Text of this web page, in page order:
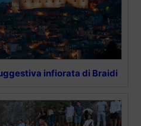
infiorata di Braidi